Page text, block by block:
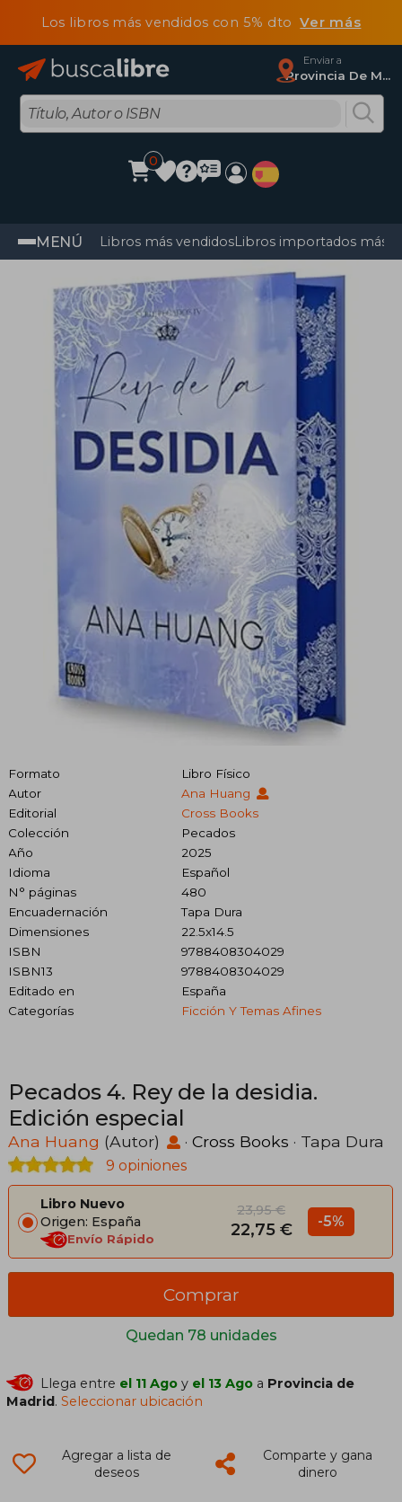
Los libros más vendidos con 5% dtoVer más
Enviar a
Provincia De Madrid
0
MENÚ Libros más vendidosLibros importados más
Formato
Libro Físico
Autor
Ana Huang
Editorial
Cross Books
Colección
Pecados
Año
2025
Idioma
Español
N° páginas
480
Encuadernación
Tapa Dura
Dimensiones
22.5x14.5
ISBN
9788408304029
ISBN13
9788408304029
Editado en
España
Categorías
Ficción Y Temas Afines
Pecados 4. Rey de la desidia.
Edición especial
Ana Huang (Autor) · Cross Books · Tapa Dura
9 opiniones
Libro Nuevo
Origen: España
Envío Rápido
23,95 €
22,75 € -5%
Quedan 78 unidades
Comprar
Llega entre el 11 Ago y el 13 Ago a Provincia de
Madrid.Seleccionar ubicación
Agregar a lista de
deseos
Comparte y gana
dinero